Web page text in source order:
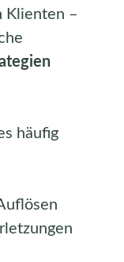
Klienten –
häufig